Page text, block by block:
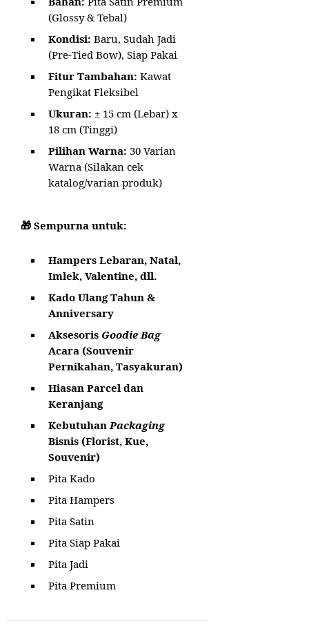
(Glossy & Tebal)
Kondisi: Baru, Sudah Jadi
(Pre-Tied Bow), Siap Pakai
Fitur Tambahan: Kawat
Pengikat Fleksibel
Ukuran: ± 15 cm (Lebar) x
18 cm (Tinggi)
Pilihan Warna: 30 Varian
Warna (Silakan cek
katalog/varian produk)
🎁 Sempurna untuk:
Hampers Lebaran, Natal,
Imlek, Valentine, dll.
Kado Ulang Tahun &
Anniversary
Aksesoris Goodie Bag
Acara (Souvenir
Pernikahan, Tasyakuran)
Hiasan Parcel dan
Keranjang
Kebutuhan Packaging
Bisnis (Florist, Kue,
Souvenir)
Pita Kado
Pita Hampers
Pita Satin
Pita Siap Pakai
Pita Jadi
Pita Premium